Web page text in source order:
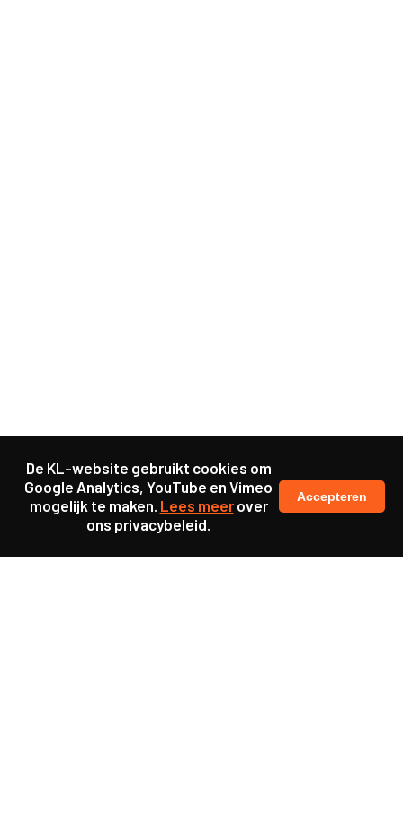
De KL-website gebruikt cookies om
Google Analytics, YouTube en Vimeo
mogelijk te maken. Lees meerover
ons privacybeleid.
Accepteren